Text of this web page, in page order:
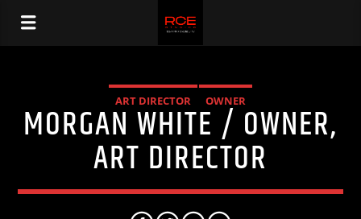
ART DIRECTOR OWNER
MORGAN WHITE / OWNER,
ART DIRECTOR